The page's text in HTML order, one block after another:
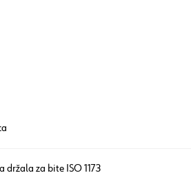
držala za bite ISO 1173